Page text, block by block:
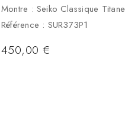
Montre : Seiko Classique Titane
Référence : SUR373P1
450,00 €